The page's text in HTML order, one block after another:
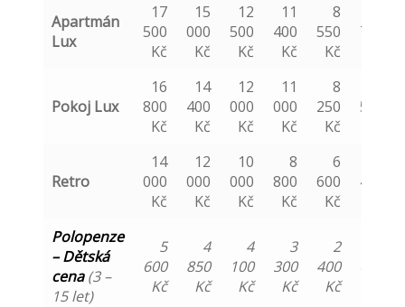
Apartmán
Lux
17
500
Kč
15
000
Kč
12
500
Kč
11
400
Kč
8
550
Kč
700
Pokoj Lux
16
800
Kč
14
400
Kč
12
000
Kč
11
000
Kč
8
250
Kč
500
Retro
14
000
Kč
12
000
Kč
10
000
Kč
8
800
Kč
6
600
Kč
400
Polopenze
–Dětská
cena(3 –
15 let)
5
600
Kč
4
850
Kč
4
100
Kč
3
300
Kč
2
400
Kč